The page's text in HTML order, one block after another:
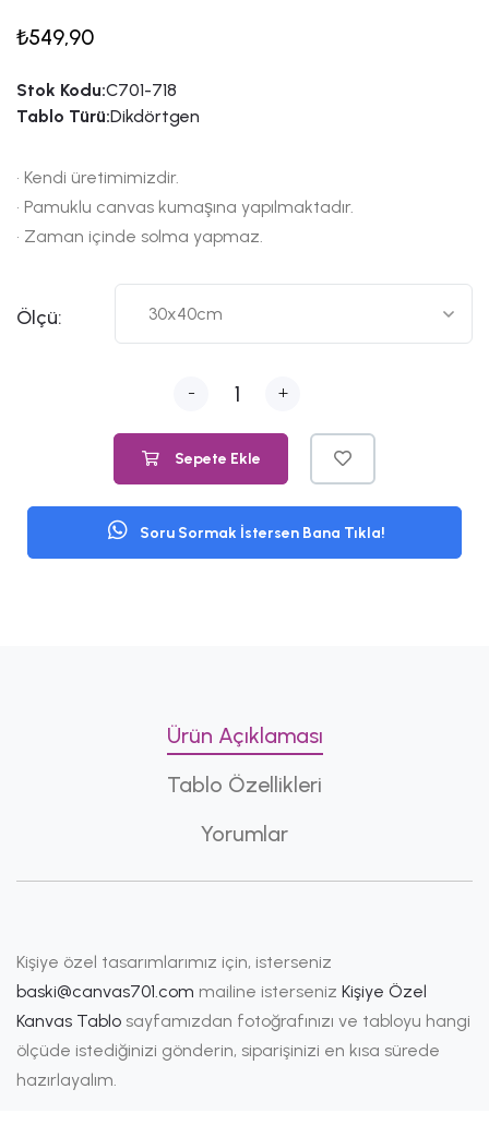
₺549,90
Stok Kodu:C701-718
Tablo Türü:Dikdörtgen
• Kendi üretimimizdir.
• Pamuklu canvas kumaşına yapılmaktadır.
• Zaman içinde solma yapmaz.
Ölçü:
- +
Sepete Ekle
Soru Sormak İstersen Bana Tıkla!
Ürün Açıklaması
Tablo Özellikleri
Yorumlar
Kişiye özel tasarımlarımız için, isterseniz
baski@canvas701.com mailine isterseniz Kişiye Özel
Kanvas Tablo sayfamızdan fotoğrafınızı ve tabloyu hangi
ölçüde istediğinizi gönderin, siparişinizi en kısa sürede
hazırlayalım.